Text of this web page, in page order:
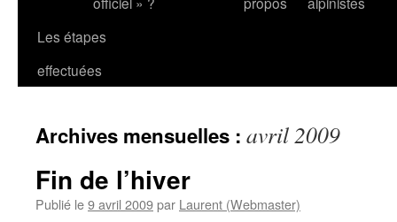
Les étapes
effectuées
Archives mensuelles : avril 2009
Fin de l’hiver
Publié le9 avril 2009par Laurent (Webmaster)